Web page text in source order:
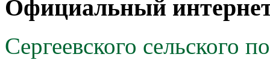
Официальный
Сергеевского сельского